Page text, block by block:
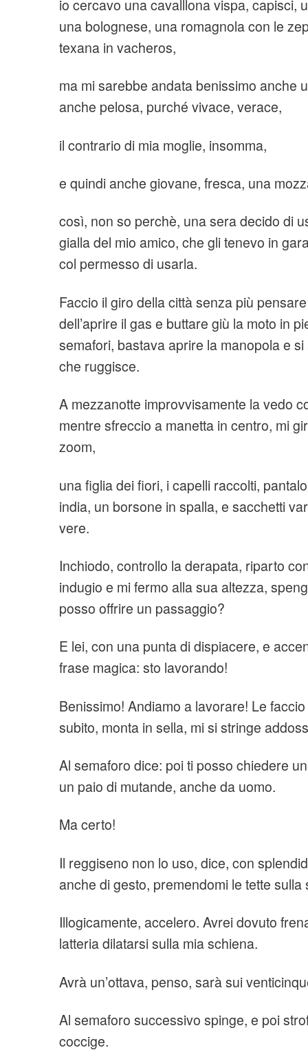
io cercavo una cavalllona vispa, capisci,
una bolognese, una romagnola con le
texana in vacheros,
ma mi sarebbe andata benissimo anche
anche pelosa, purché vivace, verace,
il contrario di mia moglie, insomma,
e quindi anche giovane, fresca, una
così, non so perchè, una sera decido di
gialla del mio amico, che gli tenevo in
col permesso di usarla.
Faccio il giro della città senza più
dell’aprire il gas e buttare giù la moto in
semafori, bastava aprire la manopola e
che ruggisce.
A mezzanotte improvvisamente la vedo
mentre sfreccio a manetta in centro, mi
zoom,
una figlia dei fiori, i capelli raccolti,
india, un borsone in spalla, e sacchetti
vere.
Inchiodo, controllo la derapata, riparto
indugio e mi fermo alla sua altezza,
posso offrire un passaggio?
E lei, con una punta di dispiacere, e
frase magica: sto lavorando!
Benissimo! Andiamo a lavorare! Le
subito, monta in sella, mi si stringe
Al semaforo dice: poi ti posso chiedere
un paio di mutande, anche da uomo.
Ma certo!
Il reggiseno non lo uso, dice, con
anche di gesto, premendomi le tette sulla
Illogicamente, accelero. Avrei dovuto
latteria dilatarsi sulla mia schiena.
Avrà un’ottava, penso, sarà sui
Al semaforo successivo spinge, e poi
coccige.